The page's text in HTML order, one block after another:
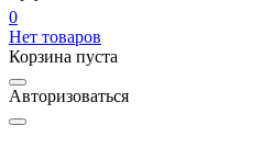
0
Нет товаров
Корзина пуста
Авторизоваться